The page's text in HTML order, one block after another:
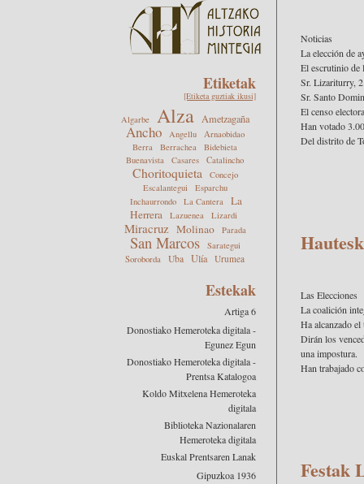
Noticias
La elección de
El escrutinio de
Sr. Lizariturry,
Sr. Santo
El censo
Han votado
Del distrito de
Las Elecciones
La coalición
Ha alcanzado
Dirán los
una impostura.
Han trabajado
Festak
Etiketak
[Etiketa guztiak ikusi]
Algarbe Alza Ametzagaña
Ancho Angellu
Arnaobidao
Berra
Berrachea
Bidebieta
Buenavista
Casares Catalincho
Choritoquieta
Concejo
Escalantegui
Esparchu
Inchaurrondo
La Cantera
La
Herrera
Lazuenea Lizardi
Miracruz Molinao Parada
San Marcos
Sarategui
Soroborda
Uba Ulía Urumea
Estekak
Artiga 6
Donostiako Hemeroteka digitala -
Egunez Egun
Donostiako Hemeroteka digitala -
Prentsa Katalogoa
Koldo Mitxelena Hemeroteka
digitala
Biblioteka Nazionalaren
Hemeroteka digitala
Euskal Prentsaren Lanak
Gipuzkoa 1936